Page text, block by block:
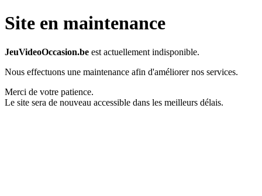
Site en maintenance
JeuVideoOccasion.be est actuellement indisponible.
Nous effectuons une maintenance afin d'améliorer nos services.
Merci de votre patience.
Le site sera de nouveau accessible dans les meilleurs délais.